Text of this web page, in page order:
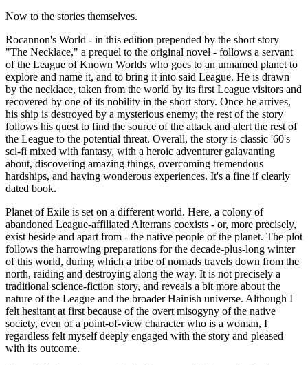
Now to the stories themselves.
Rocannon's World - in this edition prepended by the short story
"The Necklace," a prequel to the original novel - follows a servant
of the League of Known Worlds who goes to an unnamed planet to
explore and name it, and to bring it into said League. He is drawn
by the necklace, taken from the world by its first League visitors and
recovered by one of its nobility in the short story. Once he arrives,
his ship is destroyed by a mysterious enemy; the rest of the story
follows his quest to find the source of the attack and alert the rest of
the League to the potential threat. Overall, the story is classic '60's
sci-fi mixed with fantasy, with a heroic adventurer galavanting
about, discovering amazing things, overcoming tremendous
hardships, and having wonderous experiences. It's a fine if clearly
dated book.
Planet of Exile is set on a different world. Here, a colony of
abandoned League-affiliated Alterrans coexists - or, more precisely,
exist beside and apart from - the native people of the planet. The plot
follows the harrowing preparations for the decade-plus-long winter
of this world, during which a tribe of nomads travels down from the
north, raiding and destroying along the way. It is not precisely a
traditional science-fiction story, and reveals a bit more about the
nature of the League and the broader Hainish universe. Although I
felt hesitant at first because of the overt misogyny of the native
society, even of a point-of-view character who is a woman, I
regardless felt myself deeply engaged with the story and pleased
with its outcome.